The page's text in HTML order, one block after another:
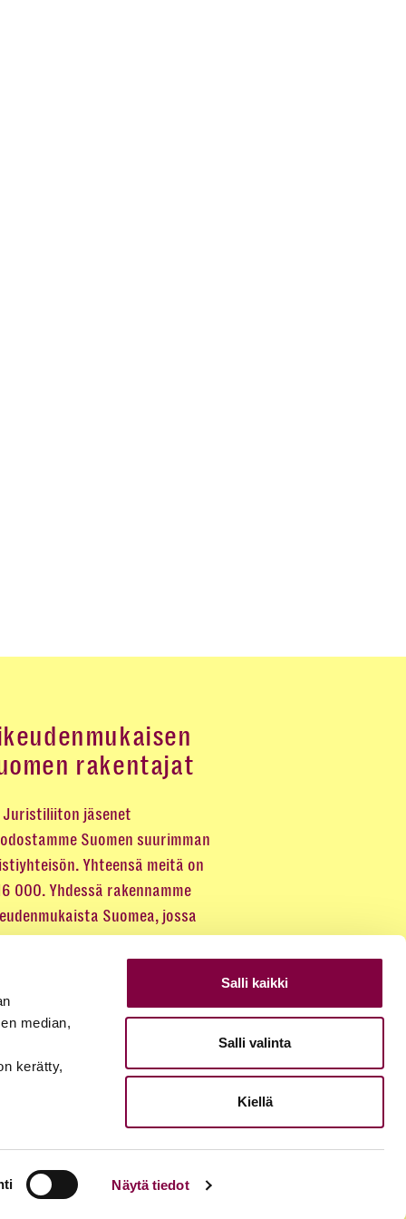
median,
kerätty,
Näytä tiedot
Salli kaikki
Salli valinta
Kiellä
rakentajat
Juristiliiton jäsenet
Suomen suurimman
Yhteensä meitä on
000. Yhdessä rakennamme
Suomea, jossa